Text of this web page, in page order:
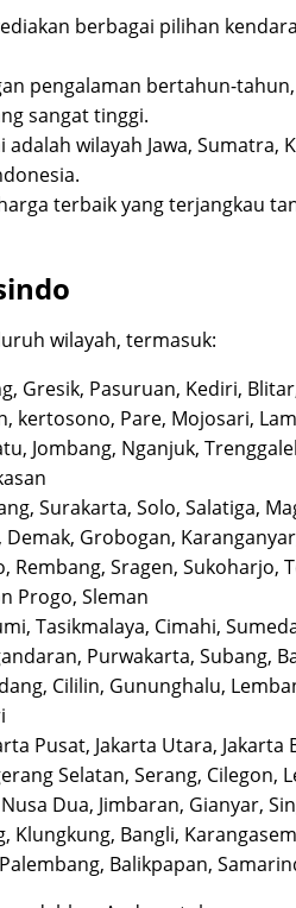
berbagai pilihan
pengalaman bertahun-tahun,
sangat tinggi.
adalah wilayah Jawa, Sumatra,
terbaik yang terjangkau
wilayah, termasuk:
Gresik, Pasuruan, Kediri,
kertosono, Pare, Mojosari,
Jombang, Nganjuk,
Surakarta, Solo, Salatiga,
Grobogan,
Rembang, Sragen, Sukoharjo,
Progo, Sleman
Tasikmalaya, Cimahi,
Purwakarta, Subang,
Cililin, Gununghalu,
Pusat, Jakarta Utara,
Selatan, Serang, Cilegon,
Dua, Jimbaran, Gianyar,
Klungkung, Bangli,
Balikpapan,